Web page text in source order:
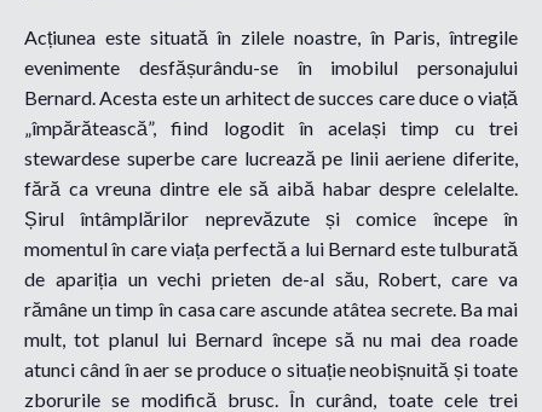
Acțiunea este situată în zilele noastre, în Paris, întregile
evenimente desfășurându-se în imobilul personajului
Bernard. Acesta este un arhitect de succes care duce o viață
„împărătească”, fiind logodit în același timp cu trei
stewardese superbe care lucrează pe linii aeriene diferite,
fără ca vreuna dintre ele să aibă habar despre celelalte.
Șirul întâmplărilor neprevăzute și comice începe în
momentul în care viața perfectă a lui Bernard este tulburată
de apariția un vechi prieten de-al său, Robert, care va
rămâne un timp în casa care ascunde atâtea secrete. Ba mai
mult, tot planul lui Bernard începe să nu mai dea roade
atunci când în aer se produce o situație neobișnuită și toate
zborurile se modifică brusc. În curând, toate cele trei